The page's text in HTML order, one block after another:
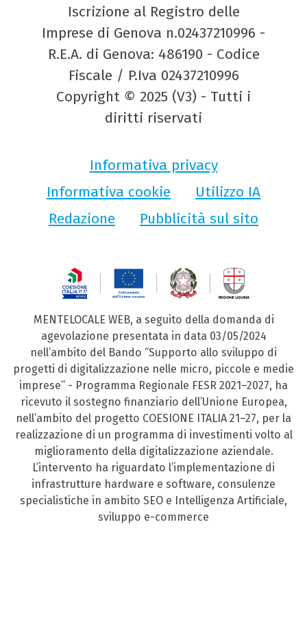
Iscrizione al Registro delle
Imprese di Genova n.02437210996 -
R.E.A. di Genova: 486190 - Codice
Fiscale / P.Iva 02437210996
Copyright © 2025 (V3) - Tutti i
diritti riservati
Informativa privacy
Informativa cookie
Utilizzo IA
Redazione
Pubblicità sul sito
MENTELOCALE WEB, a seguito della domanda di
agevolazione presentata in data 03/05/2024
nell’ambito del Bando “Supporto allo sviluppo di
progetti di digitalizzazione nelle micro, piccole e medie
imprese” - Programma Regionale FESR 2021–2027, ha
ricevuto il sostegno finanziario dell’Unione Europea,
nell’ambito del progetto COESIONE ITALIA 21–27, per la
realizzazione di un programma di investimenti volto al
miglioramento della digitalizzazione aziendale.
L’intervento ha riguardato l’implementazione di
infrastrutture hardware e software, consulenze
specialistiche in ambito SEO e Intelligenza Artificiale,
sviluppo e-commerce